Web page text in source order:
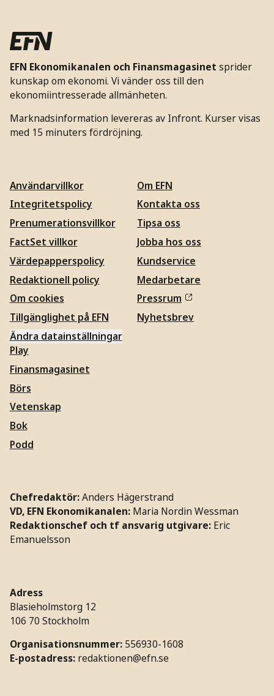
EFN Ekonomikanalen och Finansmagasinet sprider
kunskap om ekonomi. Vi vänder oss till den
ekonomiintresserade allmänheten.
Marknadsinformation levereras av Infront. Kurser visas
med 15 minuters fördröjning.
Användarvillkor
Integritetspolicy
Prenumerationsvillkor
FactSet villkor
Värdepapperspolicy
Redaktionell policy
Om cookies
Tillgänglighet på EFN
Ändra datainställningar
Om EFN
Kontakta oss
Tipsa oss
Jobba hos oss
Kundservice
Medarbetare
Pressrum
Nyhetsbrev
Play
Finansmagasinet
Börs
Vetenskap
Bok
Podd
Chefredaktör:Anders Hägerstrand
VD, EFN Ekonomikanalen: Maria Nordin Wessman
Redaktionschef och tf ansvarig utgivare: Eric
Emanuelsson
Adress
Blasieholmstorg 12
106 70 Stockholm
Organisationsnummer: 556930-1608
E-postadress: redaktionen@efn.se